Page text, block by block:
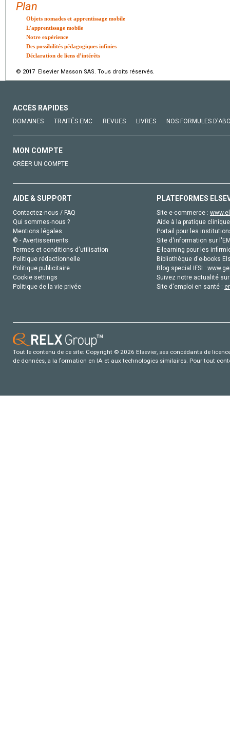
Plan
Objets nomades et apprentissage mobile
L’apprentissage mobile
Notre expérience
Des possibilités pédagogiques infinies
Déclaration de liens d’intérêts
© 2017 Elsevier Masson SAS. Tous droits réservés.
ACCÈS RAPIDES
DOMAINES TRAITÉS EMC REVUES LIVRES NOS FORMULES
MON COMPTE
CRÉER UN COMPTE
AIDE & SUPPORT
Contactez-nous / FAQ
Qui sommes-nous ?
Mentions légales
© - Avertissements
Termes et conditions d'utilisation
Politique rédactionnelle
Politique publicitaire
Cookie settings
Politique de la vie privée
PLATEFORMES
Site e-commerce :
Aide à la pratique
Portail pour les
Site d'information sur
E-learning pour les
Bibliothèque d'e-books
Blog special IFSI :
Suivez notre actualité
Site d'emploi en santé :
Tout le contenu de ce site: Copyright © 2026 Elsevier, ses concédants de
de données, a la formation en IA et aux technologies similaires. Pour tout